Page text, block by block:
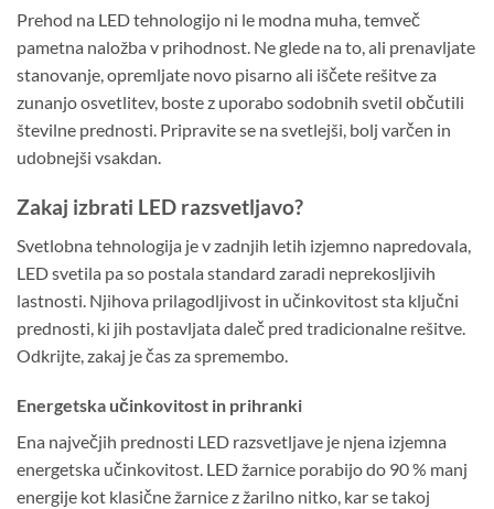
Prehod na LED tehnologijo ni le modna muha, temveč
pametna naložba v prihodnost. Ne glede na to, ali prenavljate
stanovanje, opremljate novo pisarno ali iščete rešitve za
zunanjo osvetlitev, boste z uporabo sodobnih svetil občutili
številne prednosti. Pripravite se na svetlejši, bolj varčen in
udobnejši vsakdan.
Zakaj izbrati LED razsvetljavo?
Svetlobna tehnologija je v zadnjih letih izjemno napredovala,
LED svetila pa so postala standard zaradi neprekosljivih
lastnosti. Njihova prilagodljivost in učinkovitost sta ključni
prednosti, ki jih postavljata daleč pred tradicionalne rešitve.
Odkrijte, zakaj je čas za spremembo.
Energetska učinkovitost in prihranki
Ena največjih prednosti LED razsvetljave je njena izjemna
energetska učinkovitost. LED žarnice porabijo do 90 % manj
energije kot klasične žarnice z žarilno nitko, kar se takoj